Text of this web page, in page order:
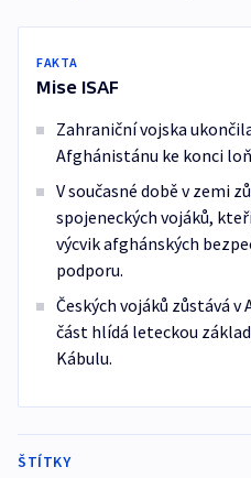
FAKTA
Mise ISAF
Zahraniční vojska
Afghánistánu ke konci
V současné době v zemi
spojeneckých vojáků,
výcvik afghánských
podporu.
Českých vojáků zůstává
část hlídá leteckou
Kábulu.
ŠTÍTKY